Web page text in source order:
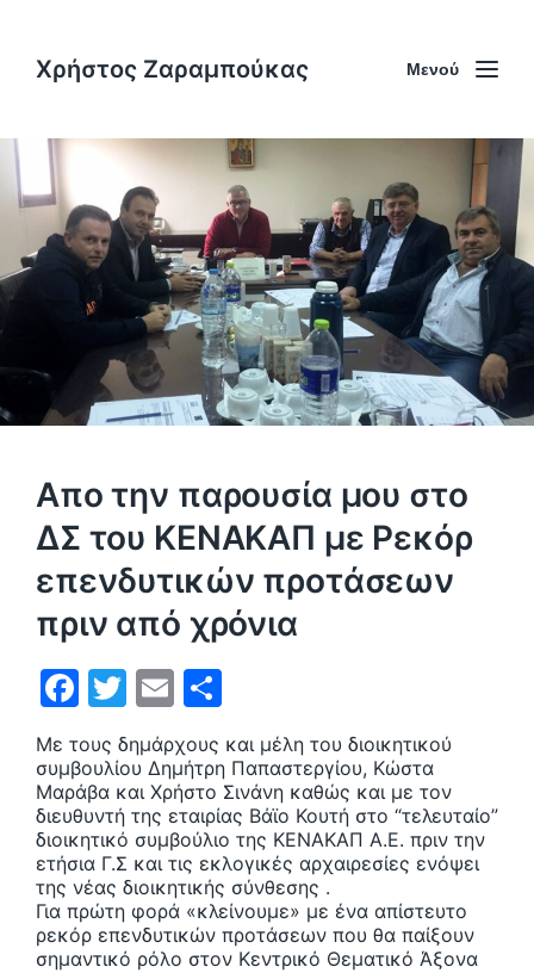
Χρήστος Ζαραμπούκας Μενού
Απο την παρουσία μου στο
ΔΣ του ΚΕΝΑΚΑΠ με Ρεκόρ
επενδυτικών προτάσεων
πριν από χρόνια
F
c
e
b
o
o
k
T
w
itt
er
E
ai
l
ρ
α
σ
τε
ίτ
ε
Με τους δημάρχους και μέλη του διοικητικού
συμβουλίου Δημήτρη Παπαστεργίου, Κώστα
Μαράβα και Χρήστο Σινάνη καθώς και με τον
διευθυντή της εταιρίας Βάϊο Κουτή στο “τελευταίο”
διοικητικό συμβούλιο της ΚΕΝΑΚΑΠ Α.Ε. πριν την
ετήσια Γ.Σ και τις εκλογικές αρχαιρεσίες ενόψει
της νέας διοικητικής σύνθεσης .
Για πρώτη φορά «κλείνουμε» με ένα απίστευτο
ρεκόρ επενδυτικών προτάσεων που θα παίξουν
σημαντικό ρόλο στον Κεντρικό Θεματικό Άξονα